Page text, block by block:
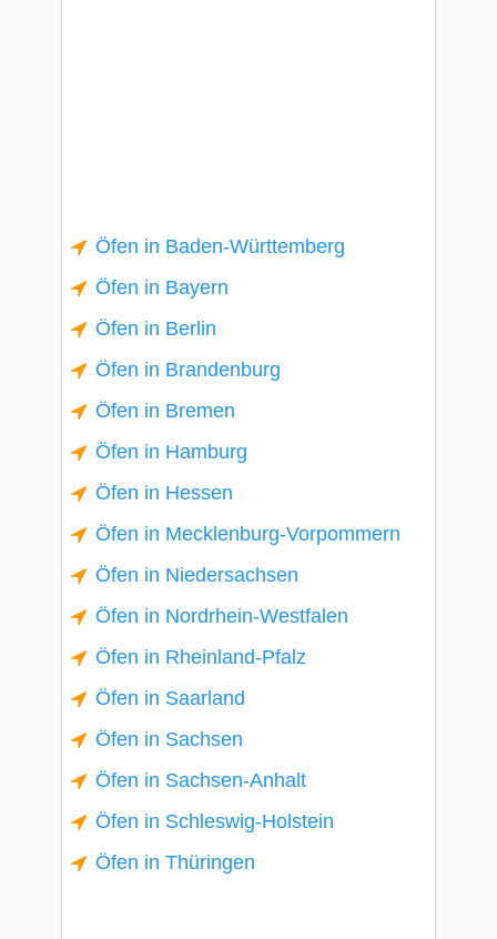
Öfen in Baden-Württemberg
Öfen in Bayern
Öfen in Berlin
Öfen in Brandenburg
Öfen in Bremen
Öfen in Hamburg
Öfen in Hessen
Öfen in Mecklenburg-Vorpommern
Öfen in Niedersachsen
Öfen in Nordrhein-Westfalen
Öfen in Rheinland-Pfalz
Öfen in Saarland
Öfen in Sachsen
Öfen in Sachsen-Anhalt
Öfen in Schleswig-Holstein
Öfen in Thüringen